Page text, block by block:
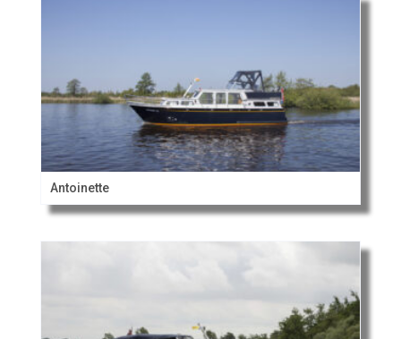
Antoinette